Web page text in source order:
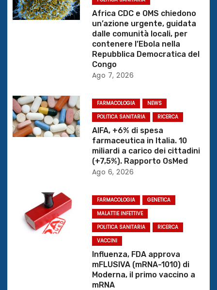
z
i
a
r
Africa CDC e OMS chiedono
un’azione urgente, guidata
dalle comunità locali, per
contenere l’Ebola nella
Repubblica Democratica del
Congo
Ago 7, 2026
FARMACOLOGIA
NEWS
POLITICA SANITARIA
RICERCA
AIFA, +6% di spesa
farmaceutica in Italia. 10
miliardi a carico dei cittadini
(+7,5%). Rapporto OsMed
Ago 6, 2026
FARMACOLOGIA
GENETICA
MALATTIE INFETTIVE
POLITICA SANITARIA
RICERCA
VACCINI
Influenza, FDA approva
mFLUSIVA (mRNA-1010) di
Moderna, il primo vaccino a
mRNA